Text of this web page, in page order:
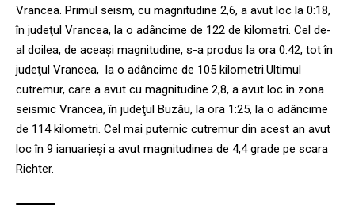
Vrancea. Primul seism, cu magnitudine 2,6, a avut loc la 0:18,
în judeţul Vrancea, la o adâncime de 122 de kilometri. Cel de-
al doilea, de aceaşi magnitudine, s-a produs la ora 0:42, tot în
judeţul Vrancea, la o adâncime de 105 kilometri.Ultimul
cutremur, care a avut cu magnitudine 2,8, a avut loc în zona
seismic Vrancea, în judeţul Buzău, la ora 1:25, la o adâncime
de 114 kilometri. Cel mai puternic cutremur din acest an avut
loc în 9 ianuarieși a avut magnitudinea de 4,4 grade pe scara
Richter.